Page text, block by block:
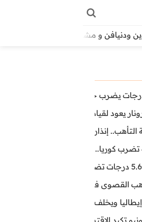
ودنيافن و مشاهير
يعود لقيادة منتخب كوت ديفوار
إنذاران جديدان بسبب الأمطار
كوريا.. وفيات وإصابات ونفوق مئات
مدينة بسبب موجة حر شديدة
ويخلف عشرات الجرحى